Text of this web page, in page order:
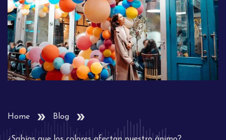
Home Blog